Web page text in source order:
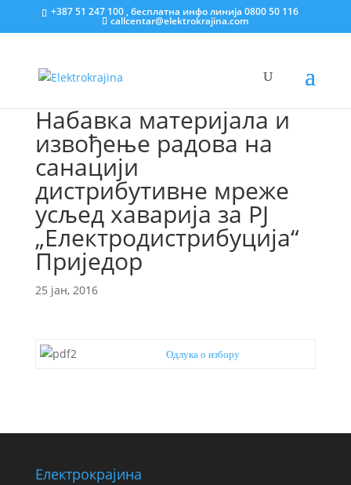
+387 51 247 100 , бесплатна инфо линија 0800 50 116
callcentar@elektrokrajina.com
Набавка материјала и
извођење радова на
санацији
дистрибутивне мреже
усљед хаварија за РЈ
„Електродистрибуција“
Приједор
25 јан, 2016
Одлука о избору
Електрокрајина